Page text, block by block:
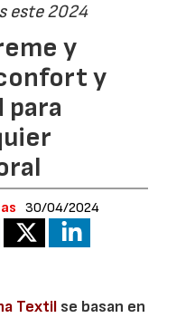
este 2024
y
y
para
30/04/2024
Textil se basan en